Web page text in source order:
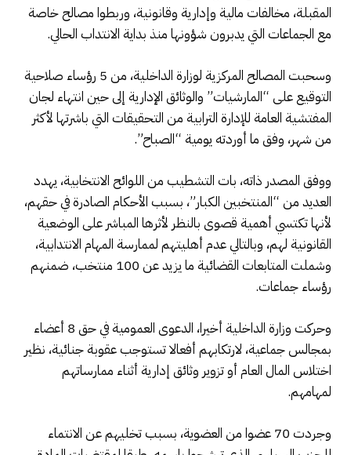
المقبلة، مخالفات مالية وإدارية وقانونية، وربطوا مصالح خاصة
مع الجماعات التي يدبرون شؤونها منذ بداية الانتداب الحالي.
وسحبت المصالح المركزية لوزارة الداخلية، من 5 رؤساء صلاحية
التوقيع على “المارشيات” والوثائق الإدارية إلى حين انتهاء لجان
المفتشية العامة للإدارة الترابية من التحقيقات التي باشرتها لأكثر
من شهر، وفق ما أوردته يومية “الصباح”.
ووفق المصدر ذاته، بات التشطيب من اللوائح الانتخابية، يهدد
العديد من “المنتخبين الكبار”، بسبب الأحكام الصادرة في حقهم،
لأنها تكتسي أهمية قصوى بالنظر لأثرها المباشر على الوضعية
القانونية لهم، وبالتالي عدم أهليتهم لممارسة المهام الانتدابية،
وشملت المتابعات القضائية ما يزيد عن 100 منتخب، ضمنهم
رؤساء جماعات.
وحركت وزارة الداخلية أخيرا، الدعوى العمومية في حق 8 أعضاء
بمجالس جماعية، لارتكابهم أفعالا تستوجب عقوبة جنائية، نظير
اختلاس المال العام أو تزوير وثائق إدارية أثناء ممارساتهم
لمهامهم.
وجردت 70 عضوا من العضوية، بسبب تخليهم عن الانتماء